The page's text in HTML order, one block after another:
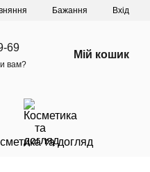
Бажання Вхід
69
вам?
Мій кошик
та догляд